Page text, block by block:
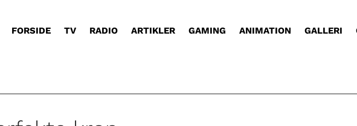
FORSIDE TV RADIO ARTIKLER GAMING ANIMATION GALLERI